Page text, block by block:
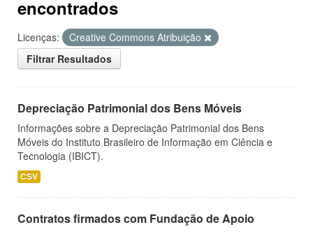
encontrados
Licenças:
Creative Commons Atribuição
Filtrar Resultados
Depreciação Patrimonial dos Bens Móveis
Informações sobre a Depreciação Patrimonial dos Bens
Móveis do Instituto Brasileiro de Informação em Ciência e
Tecnologia (IBICT).
CSV
Contratos firmados com Fundação de Apoio